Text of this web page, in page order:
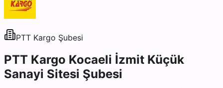
PTT Kargo Şubesi
PTT Kargo Kocaeli İzmit Küçük
Sanayi Sitesi Şubesi